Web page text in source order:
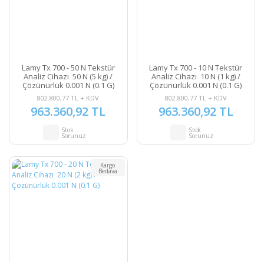
Lamy Tx 700 - 50 N Tekstür
Analiz Cihazı 50 N (5 kg) /
Çözünürlük 0.001 N (0.1 G)
802.800,77 TL + KDV
963.360,92 TL
Stok
Sorunuz
Lamy Tx 700 - 10 N Tekstür
Analiz Cihazı 10 N (1 kg) /
Çözünürlük 0.001 N (0.1 G)
802.800,77 TL + KDV
963.360,92 TL
Stok
Sorunuz
Kargo
Bedava